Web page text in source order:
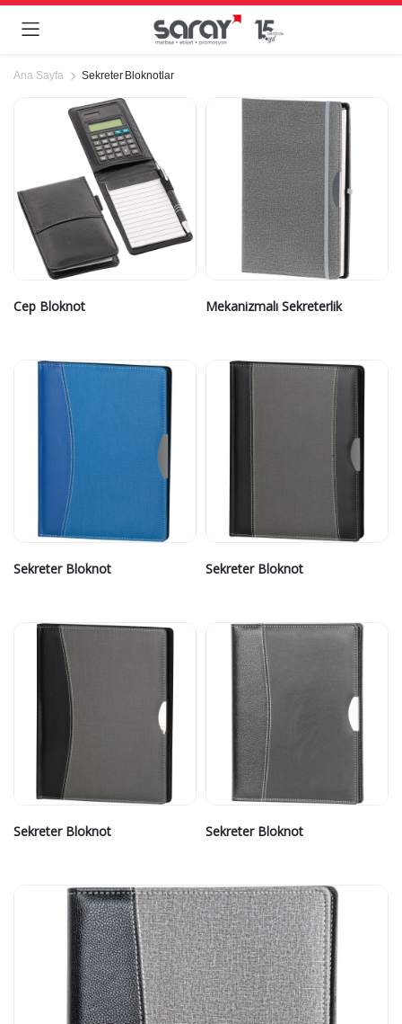
Ana Sayfa Sekreter Bloknotlar
Cep Bloknot Mekanizmalı Sekreterlik
Sekreter Bloknot Sekreter Bloknot
Sekreter Bloknot Sekreter Bloknot